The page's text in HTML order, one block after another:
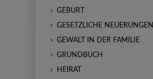
GEBURT
GESETZLICHE NEUERUNGEN
GEWALT IN DER FAMILIE
GRUNDBUCH
HEIRAT